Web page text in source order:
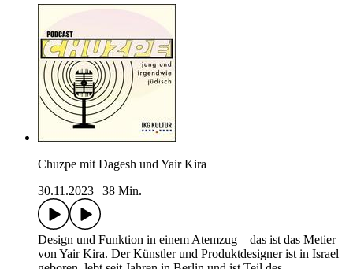
Chuzpe mit Dagesh und Yair Kira
30.11.2023
38 Min.
Design und Funktion in einem Atemzug – das ist das Metier
von Yair Kira. Der Künstler und Produktdesigner ist in Israel